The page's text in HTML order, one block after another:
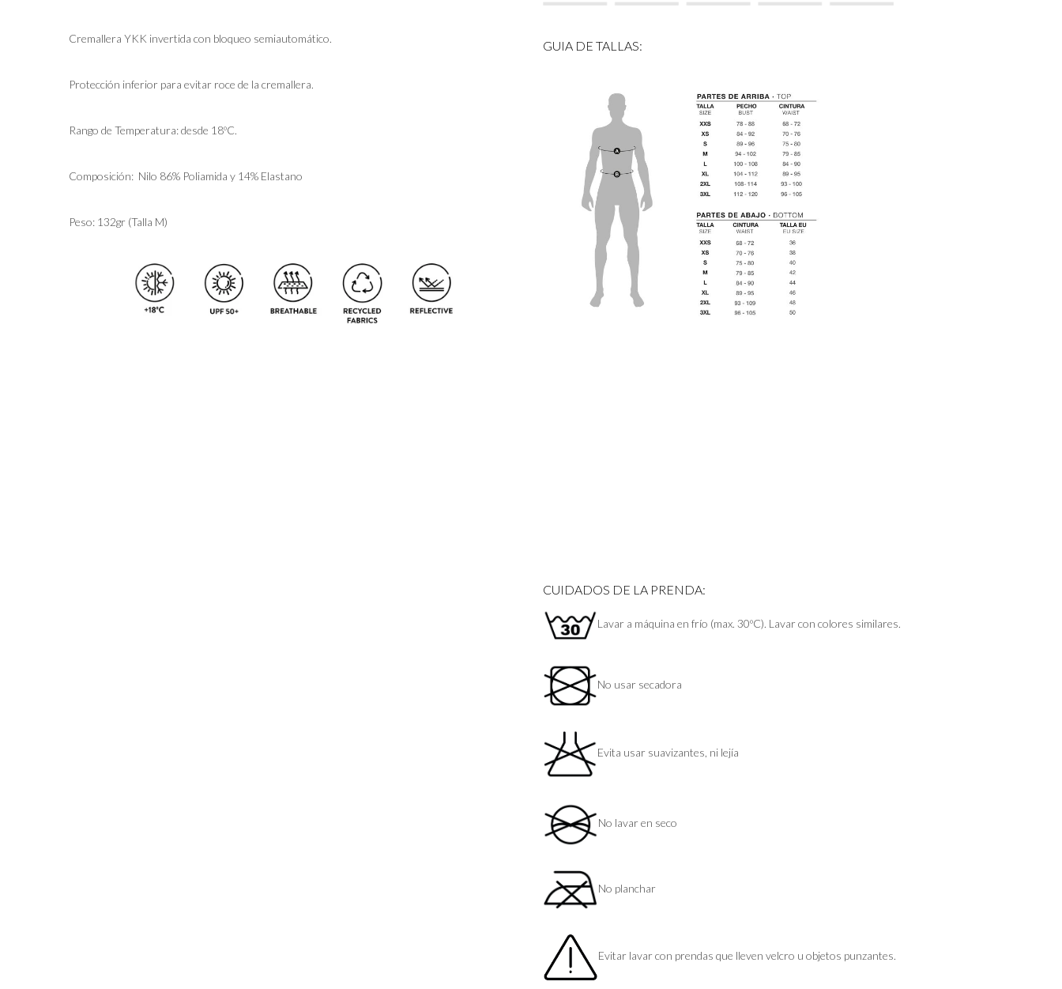
Cremallera YKK invertida con bloqueo semiautomático.
Protección inferior para evitar roce de la cremallera.
Rango de Temperatura: desde 18ºC.
Composición: Nilo 86% Poliamida y 14% Elastano
Peso: 132gr (Talla M)
GUIA DE TALLAS:
CUIDADOS DE LA PRENDA:
Lavar a máquina en frío (max. 30ºC). Lavar con colores similares.
No usar secadora
Evita usar suavizantes, ni lejía
No lavar en seco
No planchar
Evitar lavar con prendas que lleven velcro u objetos punzantes.